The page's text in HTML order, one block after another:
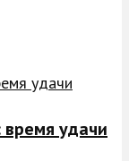
удачи